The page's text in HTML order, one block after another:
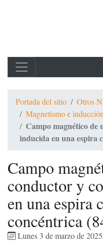
Portada del sitio Otros
Magnetismo e
Campo magnético
inducida en una
Campo
conductor y
en una espira
concéntrica
Lunes 3 de marzo de 2025